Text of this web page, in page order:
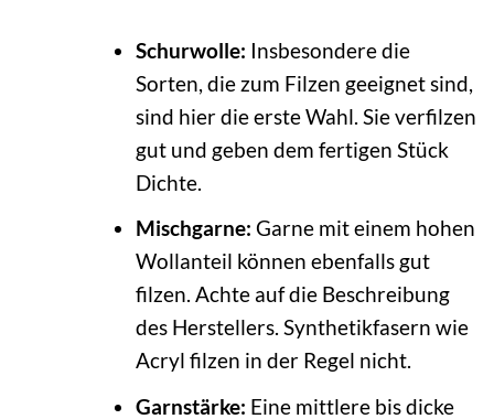
Schurwolle: Insbesondere die
Sorten, die zum Filzen geeignet sind,
sind hier die erste Wahl. Sie verfilzen
gut und geben dem fertigen Stück
Dichte.
Mischgarne: Garne mit einem hohen
Wollanteil können ebenfalls gut
filzen. Achte auf die Beschreibung
des Herstellers. Synthetikfasern wie
Acryl filzen in der Regel nicht.
Garnstärke: Eine mittlere bis dicke